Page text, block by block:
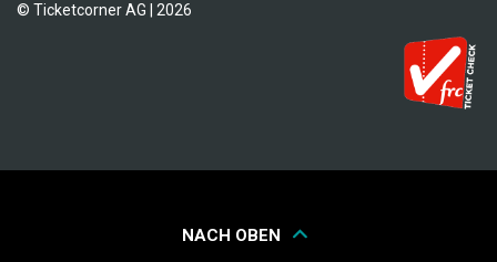
© Ticketcorner AG | 2026
NACH OBEN